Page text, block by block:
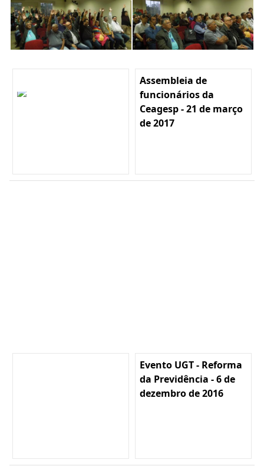
Assembleia de
funcionários da
Ceagesp - 21 de março
de 2017
Evento UGT - Reforma
da Previdência - 6 de
dezembro de 2016